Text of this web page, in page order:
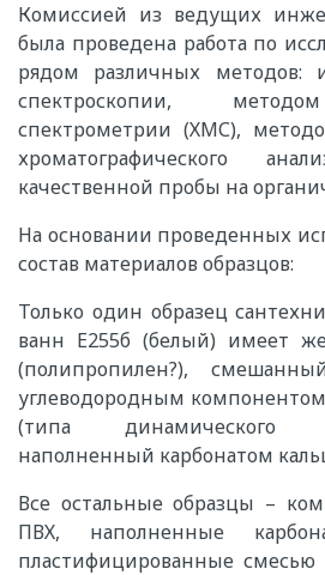
Комиссией из ведущих
была проведена работа по
рядом различных методов:
спектроскопии,
спектрометрии (ХМС),
хроматографического
качественной пробы на
На основании проведенных
состав материалов образцов:
Только один образец
ванн Е255б (белый) имеет
(полипропилен?),
углеводородным компонентом
(типа динамического
наполненный карбонатом
Все остальные образцы –
ПВХ, наполненные
пластифицированные